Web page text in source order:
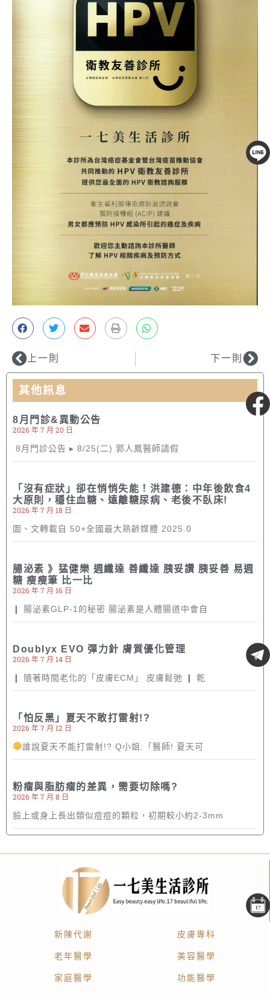
上一則 下一則
其他訊息
8月門診&異動公告
2026 年 7 月 20 日
8月門診公告 ▸ 8/25(二) 郭人鳳醫師請假
「沒有症狀」卻在悄悄失能！洪建德：中年後飲食4
大原則，穩住血糖、遠離糖尿病、老後不臥床!
2026 年 7 月 18 日
圖、文轉載自 50+全國最大熟齡媒體 2025.0
腸泌素 》猛健樂 週纖達 善纖達 胰妥讚 胰妥善 易週
糖 瘦瘦筆 比一比
2026 年 7 月 16 日
❙ 腸泌素GLP-1的秘密 腸泌素是人體腸道中會自
Doublyx EVO 彈力針 膚質優化管理
2026 年 7 月 14 日
❙ 隨著時間老化的「皮膚ECM」 皮膚鬆弛 ❙ 乾
「怕反黑」夏天不敢打雷射!?
2026 年 7 月 12 日
誰說夏天不能打雷射!? Q小姐:「醫師! 夏天可
粉瘤與脂肪瘤的差異，需要切除嗎?
2026 年 7 月 8 日
臉上或身上長出類似痘痘的顆粒，初期較小約2-3mm
新陳代謝
老年醫學
家庭醫學
皮膚專科
美容醫學
功能醫學